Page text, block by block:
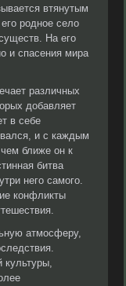
втянутым
родное село
На его
и спасения мира
различных
добавляет
в себе
и с каждым
ближе он к
битва
него самого.
конфликты
атмосферу,
культуры,